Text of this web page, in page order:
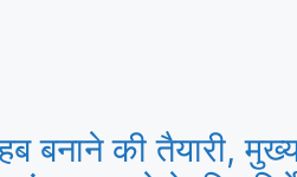
बनाने की तैयारी,